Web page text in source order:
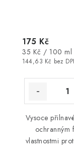
144,63 Kč bez
175 Kč
Měrná
cena:
35 Kč / 100 ml
Vysoce
ochranným
vlastnostmi